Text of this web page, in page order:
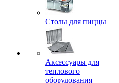
Столы для пиццы
Аксессуары для
теплового
оборудования